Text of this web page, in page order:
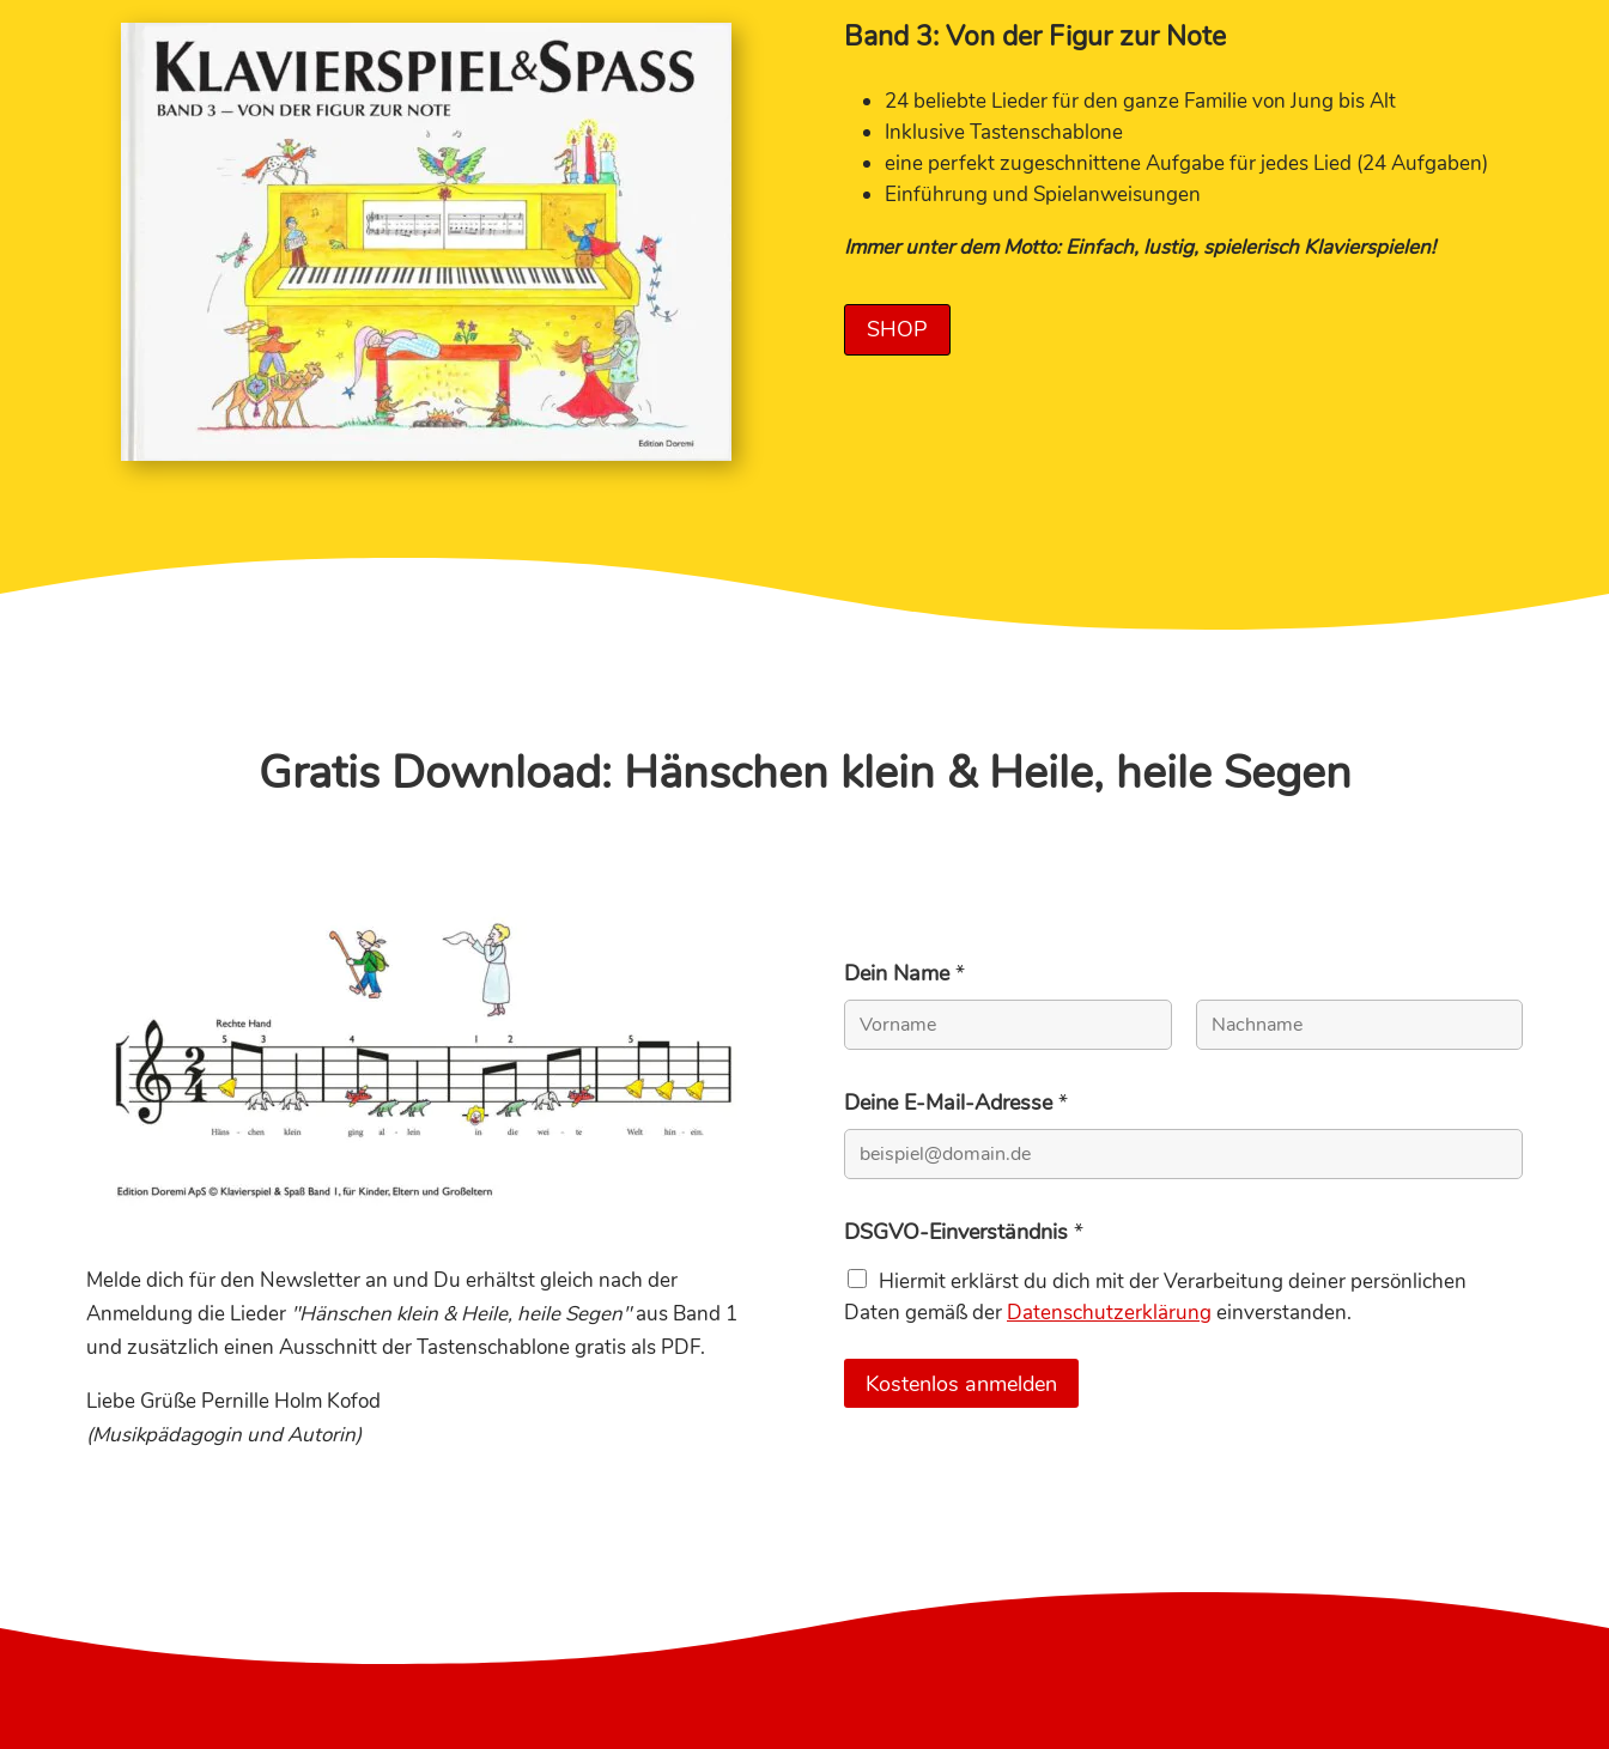
Band 3: Von der Figur zur Note
24 beliebte Lieder für den ganze Familie von Jung bis Alt
Inklusive Tastenschablone
eine perfekt zugeschnittene Aufgabe für jedes Lied (24 Aufgaben)
Einführung und Spielanweisungen
Immer unter dem Motto: Einfach, lustig, spielerisch Klavierspielen!
SHOP
Gratis Download: Hänschen klein & Heile, heile Segen
Melde dich für den Newsletter an und Du erhältst gleich nach der
Anmeldung die Lieder "Hänschen klein & Heile, heile Segen"aus Band 1
und zusätzlich einen Ausschnitt der Tastenschablone gratis als PDF.
Liebe Grüße Pernille Holm Kofod
(Musikpädagogin und Autorin)
Dein Name*
Deine E-Mail-Adresse*
DSGVO-Einverständnis *
Hiermit erklärst du dich mit der Verarbeitung deiner persönlichen
Daten gemäß der Datenschutzerklärung einverstanden.
Kostenlos anmelden